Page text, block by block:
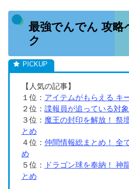
最強でんでん 攻略
ク
【人気の記事】
１位： アイテムがもらえる キ
２位： 諜報員が追っている対
３位： 魔王の封印を解放！ 祭
とめ
４位： 仲間情報総まとめ！ 全
め
５位：
ドラゴン球を奉納！ 神
とめ